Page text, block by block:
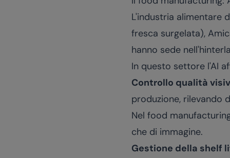
L'industria alimentare
fresca surgelata),
hanno sede
In questo settore l'AI
Controllo qualità
produzione, rilevando
Nel food
che di immagine.
Gestione della shelf